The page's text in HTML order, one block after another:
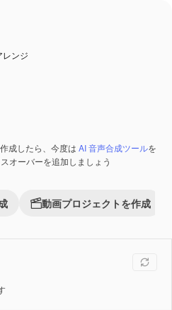
レンジ
成したら、今度は AI 音声合成ツールを
オーバーを追加しましょう
動画プロジェクトを作成